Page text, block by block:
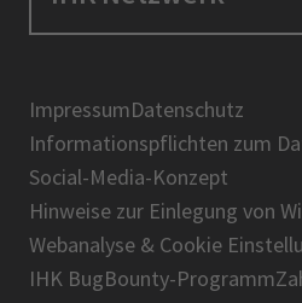
Über uns
Presse
IHK-Magazin
BIHK
DIHK
AHK
IHK-Standortportal
ImpressumDatenschutz
Informationspflichten zum
Social-Media-Konzept
Hinweise zur Einlegung von
Webanalyse & Cookie
IHK BugBounty-Programm